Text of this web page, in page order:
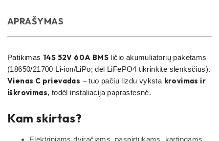
APRAŠYMAS
Patikimas 14S 52V 60A BMS ličio akumuliatorių paketams
(18650/21700 Li-ion/LiPo; dėl LiFePO4 tikrinkite slenksčius).
Vienas C prievadas – tuo pačiu lizdu vyksta krovimas ir
iškrovimas, todėl instaliacija paprastesnė.
Kam skirtas?
Elektriniams dviračiams, paspirtukams, kartingams,